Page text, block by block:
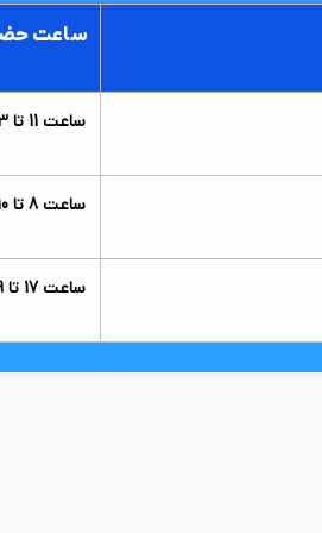
ساعت
ساعت 11 تا 13
ساعت 8 تا 10 صبح
ساعت 17 تا 19 - ساعت 20 تا 21